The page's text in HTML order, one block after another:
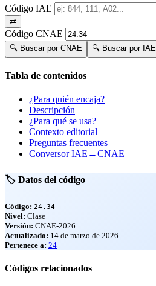
Código IAE
⇄
Código CNAE
🔍 Buscar por CNAE 🔍 Buscar por IAE
Tabla de contenidos
¿Para quién encaja?
Descripción
¿Para qué se usa?
Contexto editorial
Preguntas frecuentes
Conversor IAE↔CNAE
🏷️ Datos del código
Código: 24.34
Nivel: Clase
Versión: CNAE-2026
Actualizado: 14 de marzo de 2026
Pertenece a: 24
Códigos relacionados